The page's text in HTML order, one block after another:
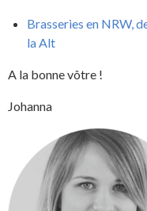
Brasseries en NRW,
la Alt
A la bonne vôtre !
Johanna